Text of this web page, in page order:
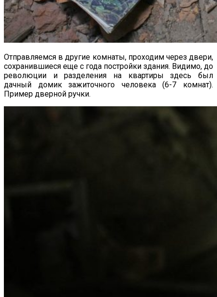
Отправляемся в другие комнаты, проходим через двери,
сохранившиеся еще с года постройки здания. Видимо, до
революции и разделения на квартиры здесь был
дачный домик зажиточного человека (6-7 комнат).
Пример дверной ручки.